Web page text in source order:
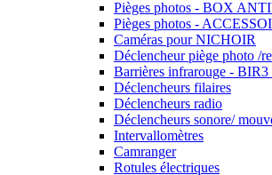
Pièges photos - BOX
Pièges photos -
Caméras pour NICHOIR
Déclencheur piège photo /
Barrières infrarouge -
Déclencheurs filaires
Déclencheurs radio
Déclencheurs sonore/
Intervallomètres
Camranger
Rotules électriques